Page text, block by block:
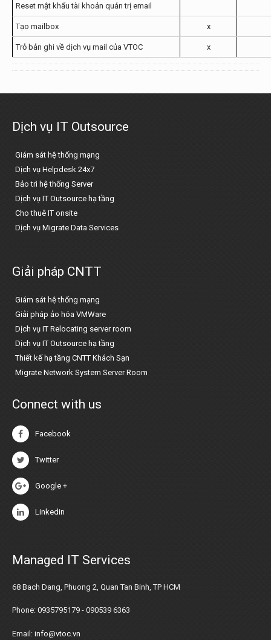
Reset mật khẩu tài khoản quản trị email
Tạo mailbox x
Trỏ bản ghi về dịch vụ mail của VTOC x
Dịch vụ IT Outsource
Giám sát hệ thống mạng
Dịch vụ Helpdesk 24x7
Bảo trì hệ thống Server
Dịch vụ IT Outsource hạ tầng
Cho thuê IT onsite
Dịch vụ Migrate Data Services
Giải pháp CNTT
Giám sát hệ thống mạng
Giải pháp ảo hóa VMWare
Dịch vụ IT Relocating server room
Dịch vụ IT Outsource hạ tầng
Thiết kế hạ tầng CNTT Khách Sạn
Migrate Network System Server Room
Connect with us
Facebook
Twitter
Google +
Linkedin
Managed IT Services
68 Bach Dang, Phuong 2, Quan Tan Binh, TP HCM
Phone: 0935795179 - 090539 6363
Email: info@vtoc.vn